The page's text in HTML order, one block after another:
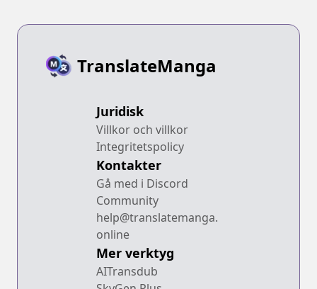
TranslateManga
Juridisk
Villkor och villkor
Integritetspolicy
Kontakter
Gå med i Discord
Community
help@translatemanga.
online
Mer verktyg
AITransdub